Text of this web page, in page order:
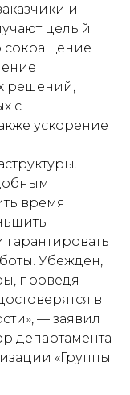
и
целый
сокращение
решений,
с
ускорение
время
гарантировать
Убежден,
проведя
в
, — заявил
департамента
«Группы